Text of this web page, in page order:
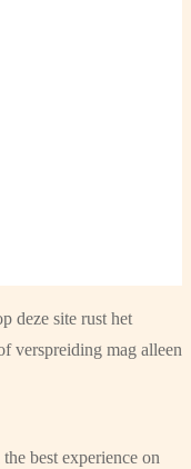
deze site rust het
verspreiding mag alleen
best experience on